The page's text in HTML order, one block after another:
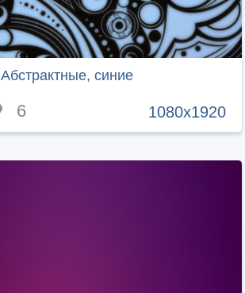
Абстрактные, синие
1080x1920
6